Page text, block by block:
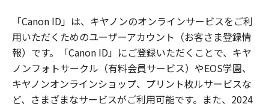
「Canon ID」は、キヤノンのオンラインサービスをご利
用いただくためのユーザーアカウント（お客さま登録情
報）です。「Canon ID」にご登録いただくことで、キヤ
ノンフォトサークル（有料会員サービス）やEOS学園、
キヤノンオンラインショップ、プリント枚ルサービスな
ど、さまざまなサービスがご利用可能です。また、2024